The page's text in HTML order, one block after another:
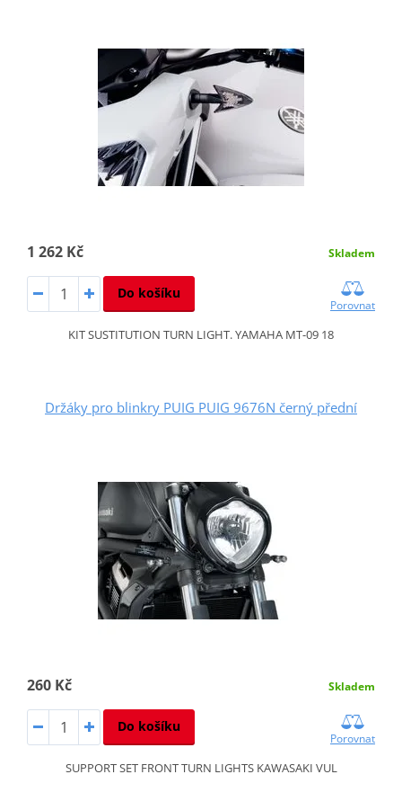
1 262 Kč Skladem
Do košíku
Porovnat
KIT SUSTITUTION TURN LIGHT. YAMAHA MT-09 18
Držáky pro blinkry PUIG PUIG 9676N černý přední
260 Kč Skladem
Do košíku
Porovnat
SUPPORT SET FRONT TURN LIGHTS KAWASAKI VUL